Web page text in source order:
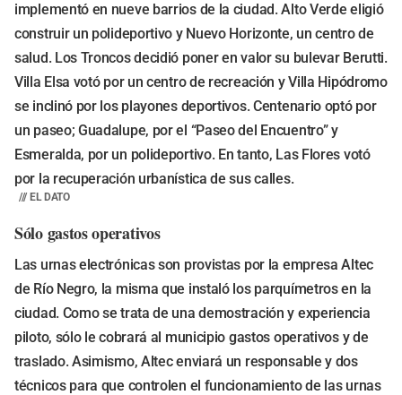
implementó en nueve barrios de la ciudad. Alto Verde eligió
construir un polideportivo y Nuevo Horizonte, un centro de
salud. Los Troncos decidió poner en valor su bulevar Berutti.
Villa Elsa votó por un centro de recreación y Villa Hipódromo
se inclinó por los playones deportivos. Centenario optó por
un paseo; Guadalupe, por el “Paseo del Encuentro” y
Esmeralda, por un polideportivo. En tanto, Las Flores votó
por la recuperación urbanística de sus calles.
/// EL DATO
Sólo gastos operativos
Las urnas electrónicas son provistas por la empresa Altec
de Río Negro, la misma que instaló los parquímetros en la
ciudad. Como se trata de una demostración y experiencia
piloto, sólo le cobrará al municipio gastos operativos y de
traslado. Asimismo, Altec enviará un responsable y dos
técnicos para que controlen el funcionamiento de las urnas